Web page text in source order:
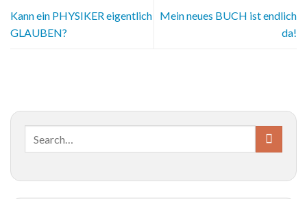
Kann ein PHYSIKER eigentlich
GLAUBEN?
Mein neues BUCH ist endlich
da!